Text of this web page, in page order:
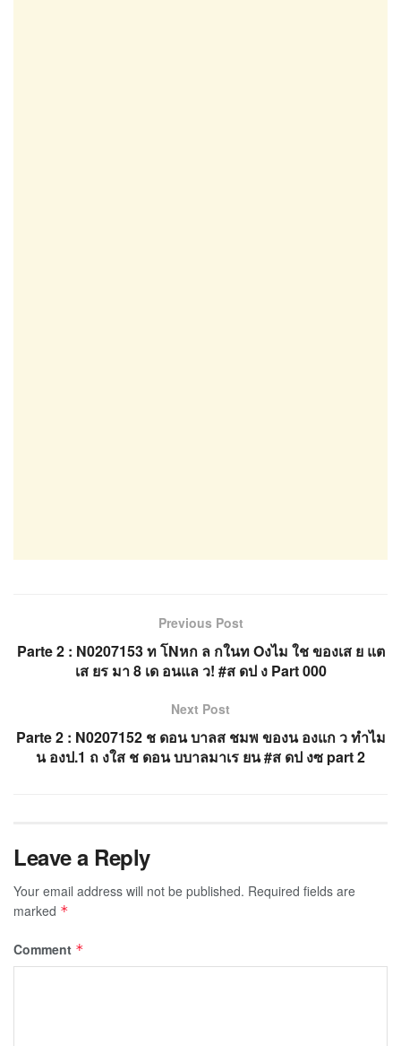
Previous Post
Parte 2 : N0207153 ท โNหก ล กในท Oงไม ใช ของเส ย แต
เส ยร มา 8 เด อนแล ว! #ส ดป ง Part 000
Next Post
Parte 2 : N0207152 ช ดอน บาลส ชมพ ของน องแก ว ทำไม
น องป.1 ถ งใส ช ดอน บบาลมาเร ยน #ส ดป งซ part 2
Leave a Reply
Your email address will not be published. Required fields are
marked *
Comment *